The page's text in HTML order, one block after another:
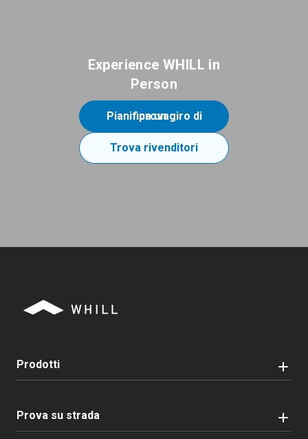
Experience WHILL in
Person
Pianifica un giro di prova
Trova rivenditori
Prodotti
Prova su strada